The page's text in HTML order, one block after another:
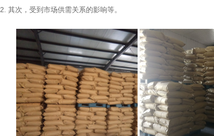
2. 其次，受到市场供需关系的影响等。